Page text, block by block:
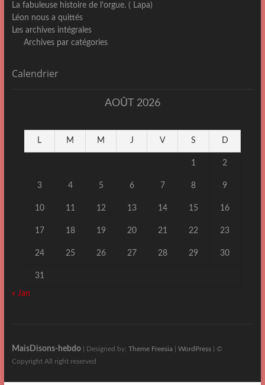
La fabuleuse histoire de l’orgue. ( Lapa)
Léon nous a quittés
Les archives intégrales
Archives par catégories
Calendrier
AOÛT 2026
L M M J V S D
1 2
3 4 5 6 7 8 9
10 11 12 13 14 15 16
17 18 19 20 21 22 23
24 25 26 27 28 29 30
31
« Jan
MaisDisons-hebdo| Designed by: Theme Freesia WordPress| ©
Copyright All right reserved